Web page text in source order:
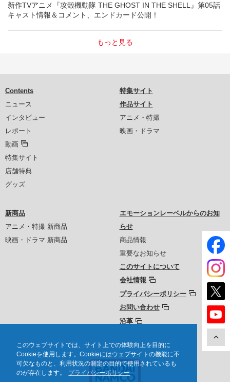
このウェブサイトでは、サイト上での体験向上を目的に
Cookieを使用します。Cookieにはウェブサイトの機能に不
可欠なものと、利用状況の測定の目的で使用されているも
のが存在します。
プライバシーポリシー
新作TVアニメ『攻殻機動隊 THE GHOST IN THE SHELL』第05話
キャスト情報＆コメント、エンドカード公開！
もっと見る
Contents
ニュース
インタビュー
レポート
動画
特集サイト
店舗特典
グッズ
特集サイト
作品サイト
アニメ・特撮
映画・ドラマ
新商品
アニメ・特撮 新商品
映画・ドラマ 新商品
エモーションレーベルからのお知
らせ
商品情報
重要なお知らせ
このサイトについて
会社情報
プライバシーポリシー
お問い合わせ
沿革